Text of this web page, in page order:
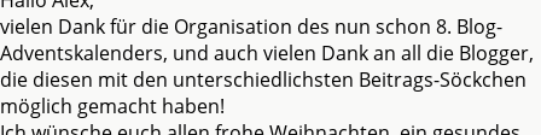
vielen Dank für die Organisation des nun schon 8. Blog-
Adventskalenders, und auch vielen Dank an all die Blogger,
die diesen mit den unterschiedlichsten Beitrags-Söckchen
möglich gemacht haben!